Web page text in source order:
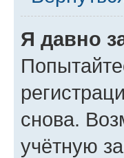
Я давно
снова.
учётную